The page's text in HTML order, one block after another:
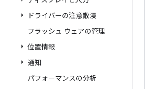
ドライバーの注意散漫
フラッシュ ウェアの管理
位置情報
通知
パフォーマンスの分析